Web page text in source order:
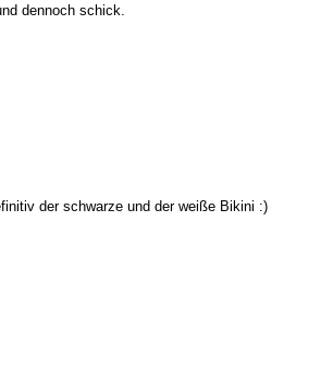
dennoch schick.
der schwarze und der weiße Bikini :)